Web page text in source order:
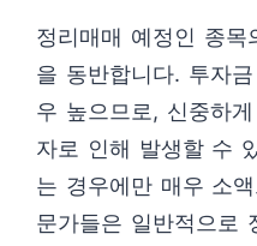
정리매매 예정인 종목
을 동반합니다. 투자
우 높으므로, 신중하
자로 인해 발생할 수
는 경우에만 매우 소
문가들은 일반적으로